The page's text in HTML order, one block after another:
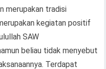
merupakan tradisi
kegiatan positif
SAW
beliau tidak menyebut
Terdapat